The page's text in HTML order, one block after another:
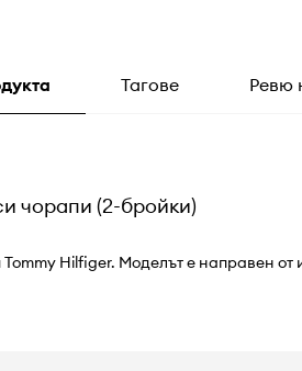
Тагове Ревю
чорапи (2-бройки)
Hilfiger. Моделът е направен от